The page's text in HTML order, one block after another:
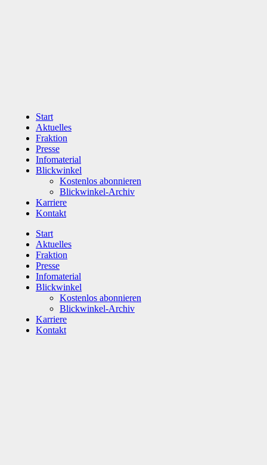
Start
Aktuelles
Fraktion
Presse
Infomaterial
Blickwinkel
Kostenlos abonnieren
Blickwinkel-Archiv
Karriere
Kontakt
Start
Aktuelles
Fraktion
Presse
Infomaterial
Blickwinkel
Kostenlos abonnieren
Blickwinkel-Archiv
Karriere
Kontakt